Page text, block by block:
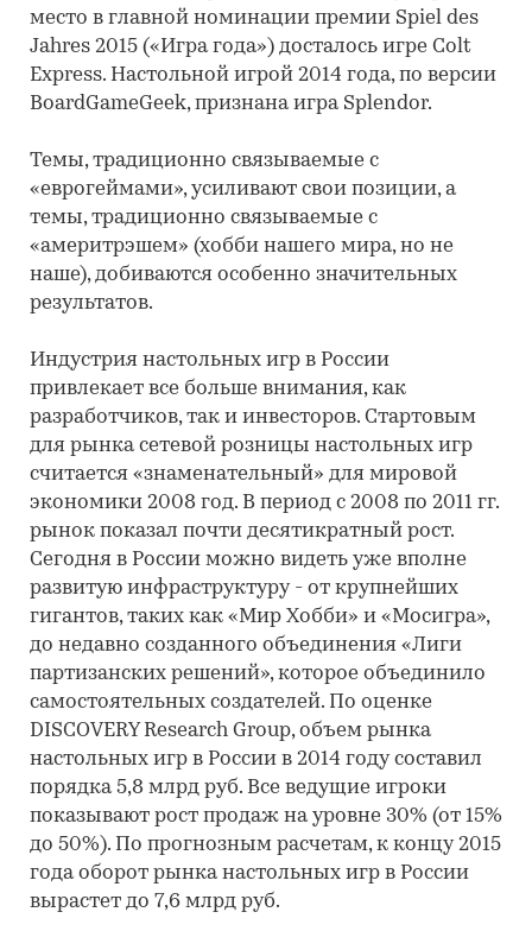
место в главной номинации премии Spiel des
Jahres 2015 («Игра года») досталось игре Colt
Express. Настольной игрой 2014 года, по версии
BoardGameGeek, признана игра Splendor.
Темы, традиционно связываемые с
«еврогеймами», усиливают свои позиции, а
темы, традиционно связываемые с
«америтрэшем» (хобби нашего мира, но не
наше), добиваются особенно значительных
результатов.
Индустрия настольных игр в России
привлекает все больше внимания, как
разработчиков, так и инвесторов. Стартовым
для рынка сетевой розницы настольных игр
считается «знаменательный» для мировой
экономики 2008 год. В период с 2008 по 2011 гг.
рынок показал почти десятикратный рост.
Сегодня в России можно видеть уже вполне
развитую инфраструктуру - от крупнейших
гигантов, таких как «Мир Хобби» и «Мосигра»,
до недавно созданного объединения «Лиги
партизанских решений», которое объединило
самостоятельных создателей. По оценке
DISCOVERY Research Group, объем рынка
настольных игр в России в 2014 году составил
порядка 5,8 млрд руб. Все ведущие игроки
показывают рост продаж на уровне 30% (от 15%
до 50%). По прогнозным расчетам, к концу 2015
года оборот рынка настольных игр в России
вырастет до 7,6 млрд руб.